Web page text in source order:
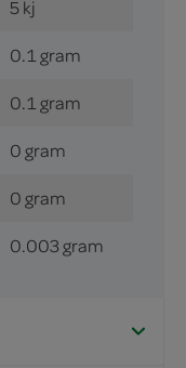
5 kj
0.1 gram
0.1 gram
0 gram
0 gram
0.003 gram